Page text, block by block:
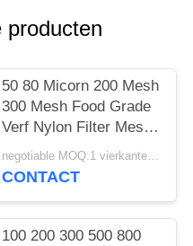
producten
50 80 Micorn 200 Mesh
300 Mesh Food Grade
Verf Nylon Filter Mesh
Geweven Doek Net
Sheet
negotiable MOQ:1 vierkante meter
CONTACT
100 200 300 500 800